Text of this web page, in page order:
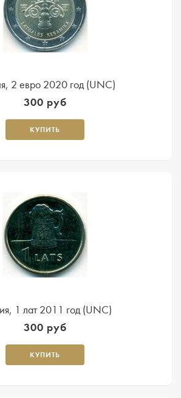
2 евро 2020 год (UNC)
300 руб
КУПИТЬ
1 лат 2011 год (UNC)
300 руб
КУПИТЬ